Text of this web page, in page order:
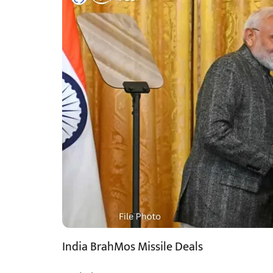
India BrahMos Missile Deals